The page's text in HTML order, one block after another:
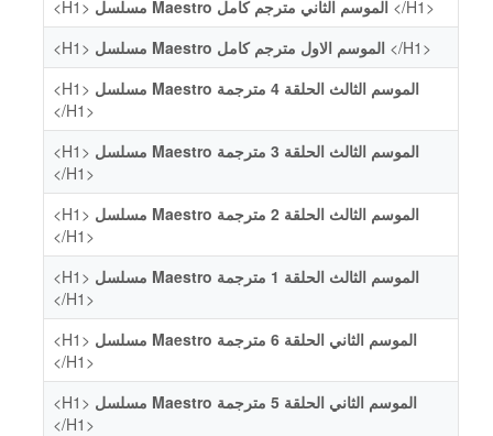
<H1>
مسلسل Maestro الموسم الثاني مترجم كامل </H1>
<H1>
مسلسل Maestro الموسم الاول مترجم كامل </H1>
<H1>
مسلسل Maestro الموسم الثالث الحلقة 4 مترجمة
</H1>
<H1>
مسلسل Maestro الموسم الثالث الحلقة 3 مترجمة
</H1>
<H1>
مسلسل Maestro الموسم الثالث الحلقة 2 مترجمة
</H1>
<H1>
مسلسل Maestro الموسم الثالث الحلقة 1 مترجمة
</H1>
<H1>
مسلسل Maestro الموسم الثاني الحلقة 6 مترجمة
</H1>
<H1>
مسلسل Maestro الموسم الثاني الحلقة 5 مترجمة
</H1>